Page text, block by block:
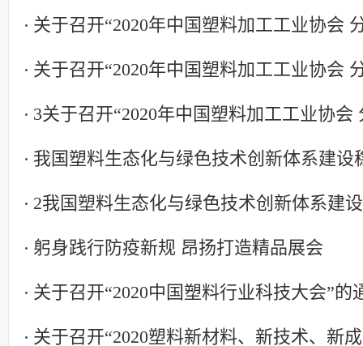
关于召开“2020年中国塑料加工工业协会
关于召开“2020年中国塑料加工工业协会
3关于召开“2020年中国塑料加工工业协
我国塑料生态化与绿色技术创新体系建设
2我国塑料生态化与绿色技术创新体系建
躬身践行防疫新规 昂扬打造精品展会
关于召开“2020中国塑料行业科技大会”的
关于召开“2020塑料新材料、新技术、新